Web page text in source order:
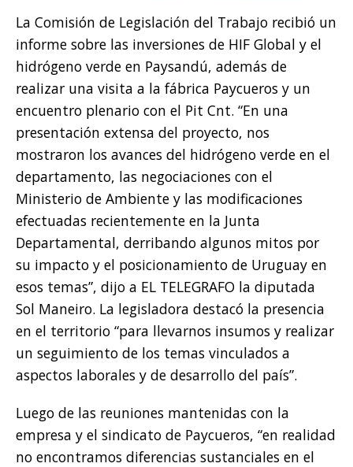
La Comisión de Legislación del Trabajo recibió un
informe sobre las inversiones de HIF Global y el
hidrógeno verde en Paysandú, además de
realizar una visita a la fábrica Paycueros y un
encuentro plenario con el Pit Cnt. “En una
presentación extensa del proyecto, nos
mostraron los avances del hidrógeno verde en el
departamento, las negociaciones con el
Ministerio de Ambiente y las modificaciones
efectuadas recientemente en la Junta
Departamental, derribando algunos mitos por
su impacto y el posicionamiento de Uruguay en
esos temas”, dijo a EL TELEGRAFO la diputada
Sol Maneiro. La legisladora destacó la presencia
en el territorio “para llevarnos insumos y realizar
un seguimiento de los temas vinculados a
aspectos laborales y de desarrollo del país”.
Luego de las reuniones mantenidas con la
empresa y el sindicato de Paycueros, “en realidad
no encontramos diferencias sustanciales en el